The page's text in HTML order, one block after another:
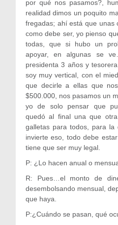
por qué nos pasamos?,
realidad dimos un poquito
fregadas; ahí está que unas
como debe ser, yo pienso
todas, que si hubo un
apoyar, en algunas se
presidenta 3 años y
soy muy vertical, con el
que decirle a ellas que
$500.000, nos pasamos un
yo de solo pensar que
quedó al final una que
galletas para todos, para la
invierte eso, todo debe
tiene que ser muy legal.
P: ¿Lo hacen anual o
R: Pues…el monto de
desembolsando mensual,
que haya.
P:¿Cuándo se pasan, qué